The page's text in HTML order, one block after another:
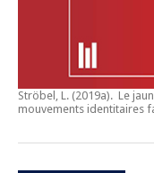
Ströbel, L. (2019a). Le
mouvements identitaires